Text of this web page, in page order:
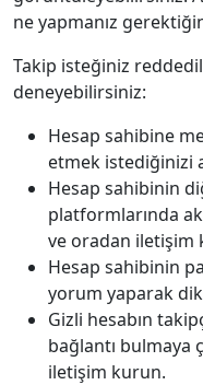
ne yapmanız
Takip isteğiniz
deneyebilirsiniz:
Hesap sahibine
etmek istediğinizi
Hesap sahibinin
platformlarında
ve oradan iletişim
Hesap sahibinin
yorum yaparak
Gizli hesabın
bağlantı bulmaya
iletişim kurun.